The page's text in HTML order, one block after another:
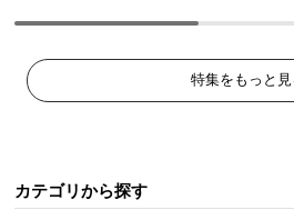
特集をもっと見
カテゴリから探す